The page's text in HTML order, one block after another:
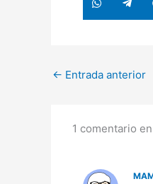
← Entrada anterior
1 comentario